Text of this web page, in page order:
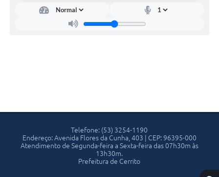
Telefone: (53) 3254-1190
Endereço: Avenida Flores da Cunha, 403 | CEP: 96395-000
Atendimento de Segunda-feira a Sexta-feira das 07h30m às
13h30m.
Prefeitura de Cerrito